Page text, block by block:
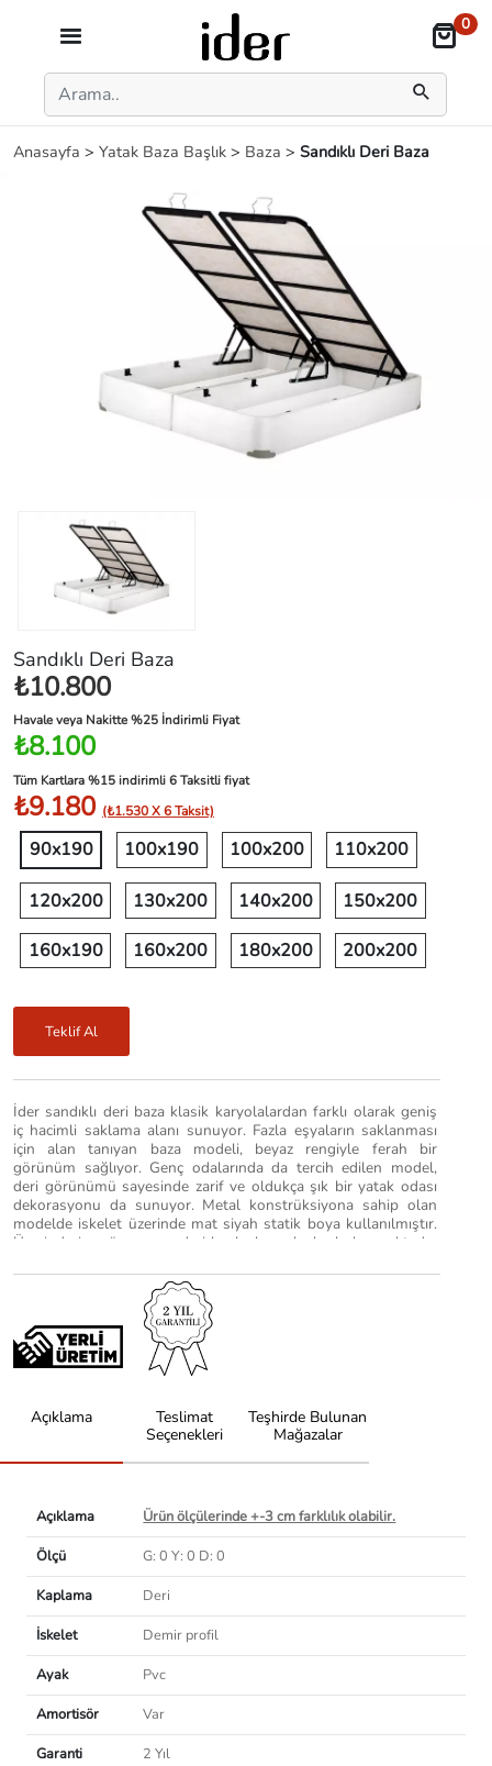
0
Anasayfa > Yatak Baza Başlık > Baza > Sandıklı Deri Baza
Sandıklı Deri Baza
₺10.800
Havale veya Nakitte %25 İndirimli Fiyat
₺8.100
Tüm Kartlara %15 indirimli 6 Taksitli fiyat
₺9.180 (₺1.530 X 6 Taksit)
90x190 100x190 100x200 110x200
120x200 130x200 140x200 150x200
160x190 160x200 180x200 200x200
Teklif Al
İder sandıklı deri baza klasik karyolalardan farklı olarak geniş
iç hacimli saklama alanı sunuyor. Fazla eşyaların saklanması
için alan tanıyan baza modeli, beyaz rengiyle ferah bir
görünüm sağlıyor. Genç odalarında da tercih edilen model,
deri görünümü sayesinde zarif ve oldukça şık bir yatak odası
dekorasyonu da sunuyor. Metal konstrüksiyona sahip olan
modelde iskelet üzerinde mat siyah statik boya kullanılmıştır.
Üzerinde ise sünger ver deri kaplı ahşap levha bulunmaktadır.
deri baza modeli İder Mobilya’da!
Açıklama
Teslimat
Seçenekleri
Teşhirde Bulunan
Mağazalar
Açıklama
Ürün ölçülerinde +-3 cm farklılık olabilir.
Ölçü
G: 0 Y: 0 D: 0
Kaplama
Deri
İskelet
Demir profil
Ayak
Pvc
Amortisör
Var
Garanti
2 Yıl